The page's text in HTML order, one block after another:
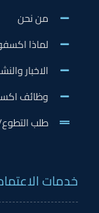
من نحن
لماذا
الاخبار
وظائف
طلب
خدمات الاعتماد